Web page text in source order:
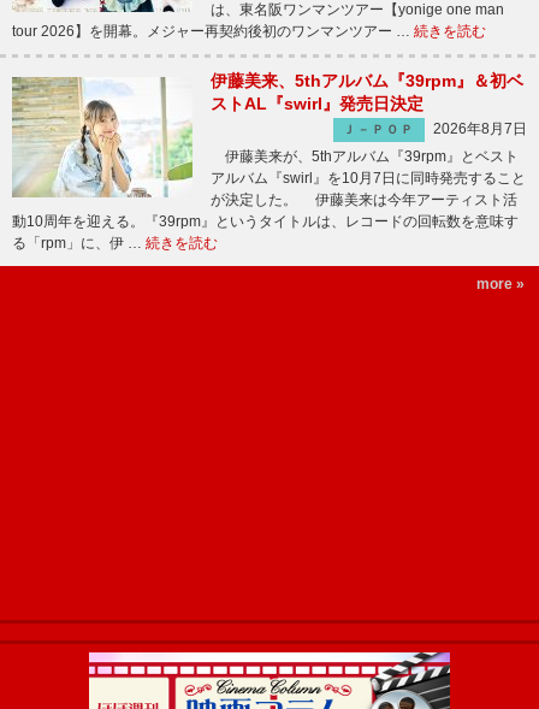
は、東名阪ワンマンツアー【yonige one man
tour 2026】を開幕。メジャー再契約後初のワンマンツアー … 続きを読む
伊藤美来、5thアルバム『39rpm』＆初ベ
ストAL『swirl』発売日決定
Ｊ－ＰＯＰ
2026年8月7日
伊藤美来が、5thアルバム『39rpm』とベスト
アルバム『swirl』を10月7日に同時発売すること
が決定した。 伊藤美来は今年アーティスト活
動10周年を迎える。『39rpm』というタイトルは、レコードの回転数を意味す
る「rpm」に、伊 … 続きを読む
more »